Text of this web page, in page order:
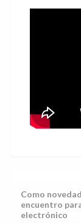
Como
encuentro
electrónico